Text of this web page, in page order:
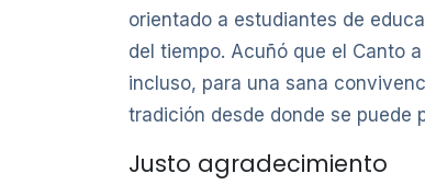
orientado a estudiantes de
del tiempo. Acuñó que el Canto
incluso, para una sana
tradición desde donde se puede
Justo agradecimiento